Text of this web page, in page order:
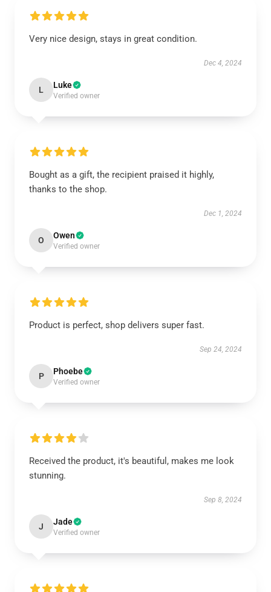
Very nice design, stays in great condition.
Dec 4, 2024
L Luke
Verified owner
Bought as a gift, the recipient praised it highly,
thanks to the shop.
Dec 1, 2024
O Owen
Verified owner
Product is perfect, shop delivers super fast.
Sep 24, 2024
P Phoebe
Verified owner
Received the product, it's beautiful, makes me look
stunning.
Sep 8, 2024
J Jade
Verified owner